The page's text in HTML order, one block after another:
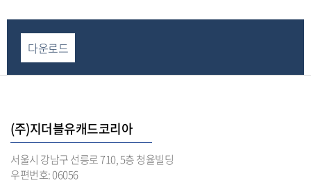
다운로드
(주)지더블유캐드코리아
서울시 강남구 선릉로 710, 5층 청율빌딩
우편번호: 06056